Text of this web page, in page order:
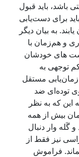
باید قبول
برای دست‌یابی
به بیان دیگر
و هم‌زمان با
های خودشان
توجهی به
مستقل
توده‌ای ضد
که به نظر
بیش از همه
وار دنبال
نیز فقط از
فراموش